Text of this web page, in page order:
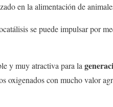
en la alimentación de
se puede impulsar por
y muy atractiva para la
oxigenados con mucho valor